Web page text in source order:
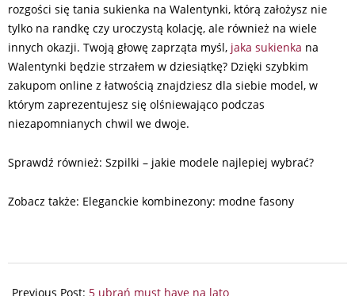
rozgości się tania sukienka na Walentynki, którą założysz nie
tylko na randkę czy uroczystą kolację, ale również na wiele
innych okazji. Twoją głowę zaprząta myśl, jaka sukienka na
Walentynki będzie strzałem w dziesiątkę? Dzięki szybkim
zakupom online z łatwością znajdziesz dla siebie model, w
którym zaprezentujesz się olśniewająco podczas
niezapomnianych chwil we dwoje.
Sprawdź również: Szpilki – jakie modele najlepiej wybrać?
Zobacz także: Eleganckie kombinezony: modne fasony
02-
Previous Post: 5 ubrań must have na lato